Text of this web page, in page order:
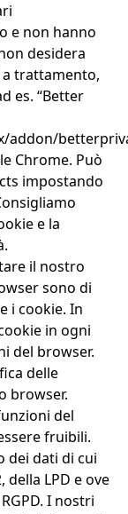
e non hanno
desidera
trattamento,
es. “Better
addon/
Chrome. Può
impostando
e la
il nostro
sono di
i cookie. In
in ogni
del browser.
delle
browser.
del
fruibili.
dei dati di cui
della LPD e ove
I nostri